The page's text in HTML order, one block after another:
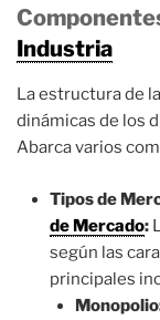
Industria
La estructura de
dinámicas de los
Abarca varios
Tipos de
de Mercado:
según las
principales